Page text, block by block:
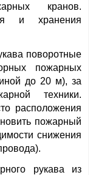
кранов.
и хранения
поворотные
пожарных
до 20 м), за
техники.
расположения
пожарный
снижения
рукава из